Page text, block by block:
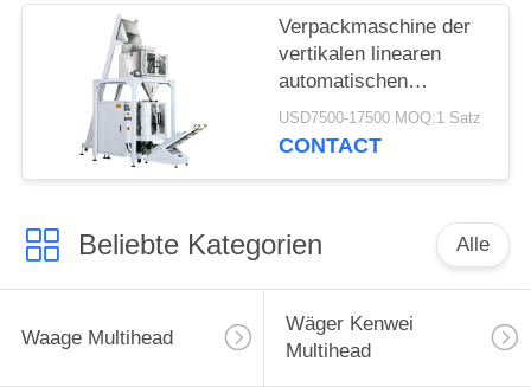
Verpackmaschine der
vertikalen linearen
automatischen
Taschen-4.4kw
USD7500-17500 MOQ:1 Satz
CONTACT
Beliebte Kategorien Alle
Waage Multihead
Wäger Kenwei
Multihead